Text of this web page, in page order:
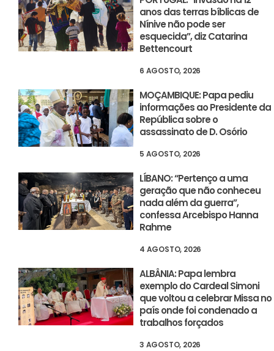
anos das terras bíblicas de
Nínive não pode ser
esquecida”, diz Catarina
Bettencourt
6 AGOSTO, 2026
MOÇAMBIQUE: Papa pediu
informações ao Presidente da
República sobre o
assassinato de D. Osório
5 AGOSTO, 2026
LÍBANO: “Pertenço a uma
geração que não conheceu
nada além da guerra”,
confessa Arcebispo Hanna
Rahme
4 AGOSTO, 2026
ALBÂNIA: Papa lembra
exemplo do Cardeal Simoni
que voltou a celebrar Missa no
país onde foi condenado a
trabalhos forçados
3 AGOSTO, 2026